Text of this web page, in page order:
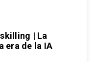
| La
era de la IA